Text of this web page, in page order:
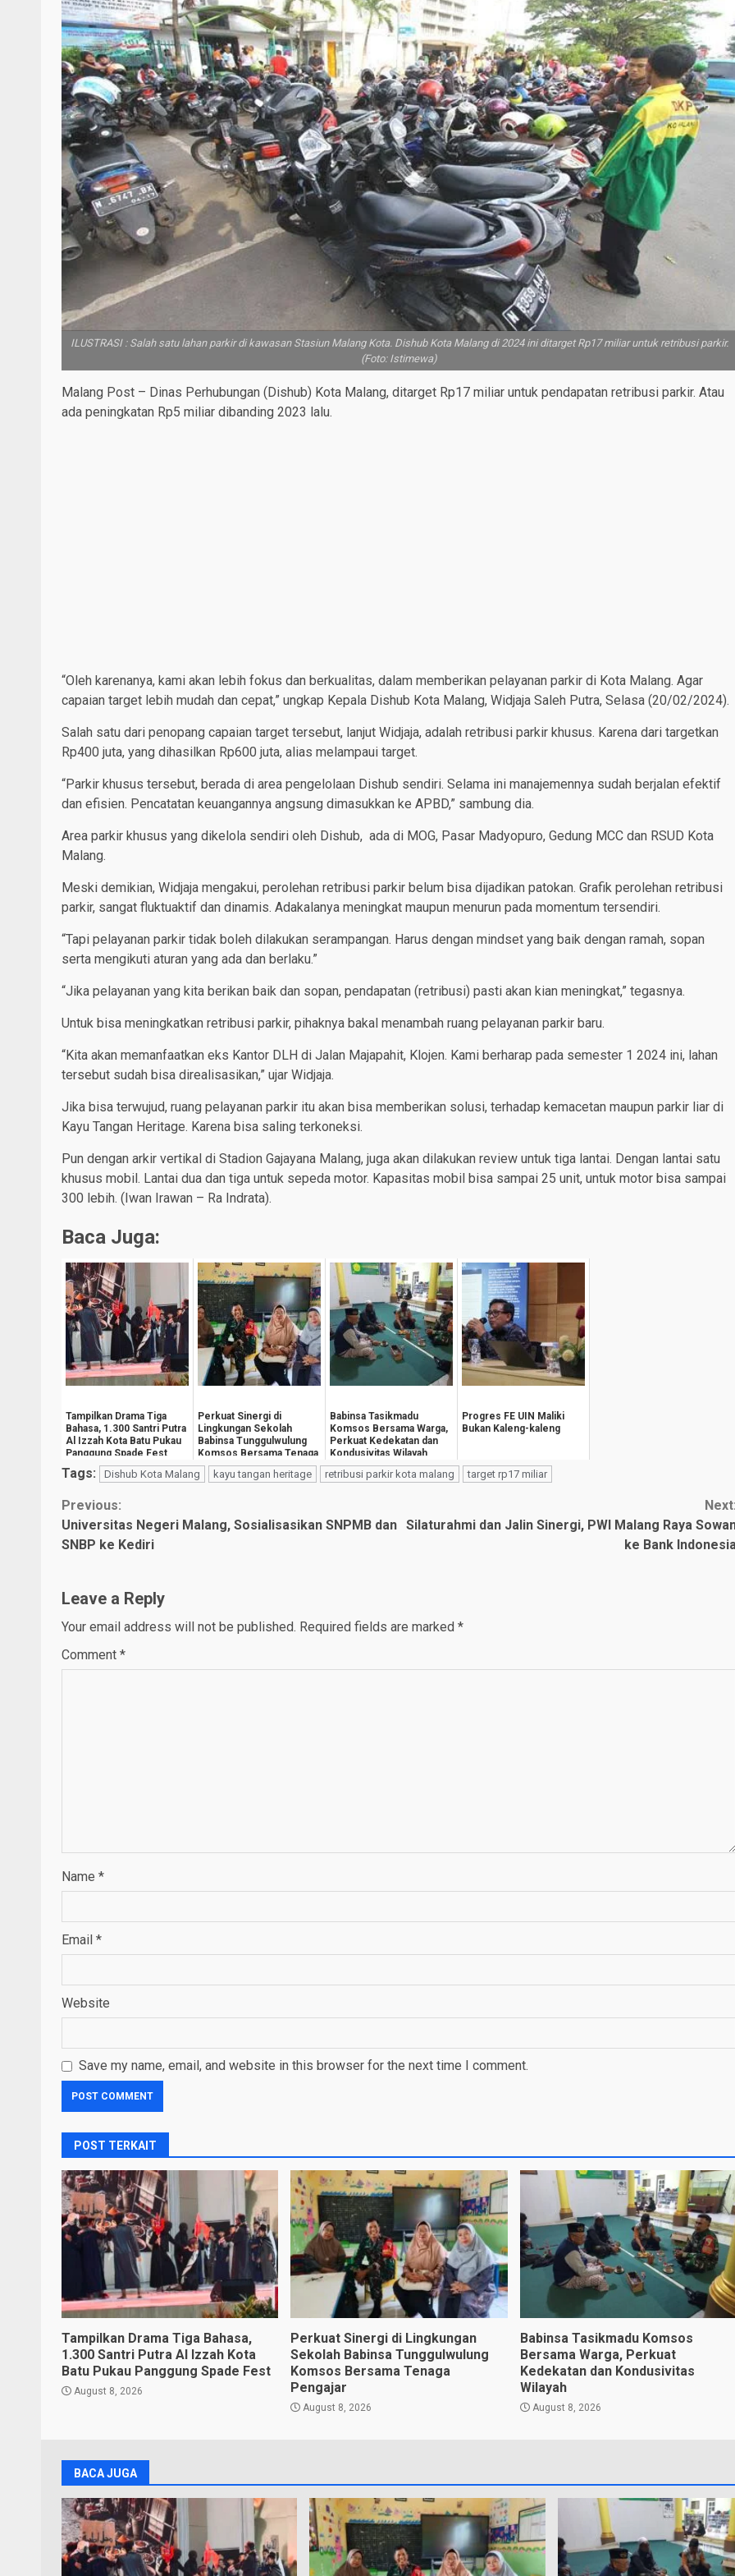
ILUSTRASI : Salah satu lahan parkir di kawasan Stasiun Malang Kota. Dishub Kota Malang di 2024 ini ditarget Rp17 miliar untuk retribusi parkir.
(Foto: Istimewa)
Malang Post – Dinas Perhubungan (Dishub) Kota Malang, ditarget Rp17 miliar untuk pendapatan retribusi parkir. Atau
ada peningkatan Rp5 miliar dibanding 2023 lalu.
“Oleh karenanya, kami akan lebih fokus dan berkualitas, dalam memberikan pelayanan parkir di Kota Malang. Agar
capaian target lebih mudah dan cepat,” ungkap Kepala Dishub Kota Malang, Widjaja Saleh Putra, Selasa (20/02/2024).
Salah satu dari penopang capaian target tersebut, lanjut Widjaja, adalah retribusi parkir khusus. Karena dari targetkan
Rp400 juta, yang dihasilkan Rp600 juta, alias melampaui target.
“Parkir khusus tersebut, berada di area pengelolaan Dishub sendiri. Selama ini manajemennya sudah berjalan efektif
dan efisien. Pencatatan keuangannya angsung dimasukkan ke APBD,” sambung dia.
Area parkir khusus yang dikelola sendiri oleh Dishub, ada di MOG, Pasar Madyopuro, Gedung MCC dan RSUD Kota
Malang.
Meski demikian, Widjaja mengakui, perolehan retribusi parkir belum bisa dijadikan patokan. Grafik perolehan retribusi
parkir, sangat fluktuaktif dan dinamis. Adakalanya meningkat maupun menurun pada momentum tersendiri.
“Tapi pelayanan parkir tidak boleh dilakukan serampangan. Harus dengan mindset yang baik dengan ramah, sopan
serta mengikuti aturan yang ada dan berlaku.”
“Jika pelayanan yang kita berikan baik dan sopan, pendapatan (retribusi) pasti akan kian meningkat,” tegasnya.
Untuk bisa meningkatkan retribusi parkir, pihaknya bakal menambah ruang pelayanan parkir baru.
“Kita akan memanfaatkan eks Kantor DLH di Jalan Majapahit, Klojen. Kami berharap pada semester 1 2024 ini, lahan
tersebut sudah bisa direalisasikan,” ujar Widjaja.
Jika bisa terwujud, ruang pelayanan parkir itu akan bisa memberikan solusi, terhadap kemacetan maupun parkir liar di
Kayu Tangan Heritage. Karena bisa saling terkoneksi.
Pun dengan arkir vertikal di Stadion Gajayana Malang, juga akan dilakukan review untuk tiga lantai. Dengan lantai satu
khusus mobil. Lantai dua dan tiga untuk sepeda motor. Kapasitas mobil bisa sampai 25 unit, untuk motor bisa sampai
300 lebih. (Iwan Irawan – Ra Indrata).
Baca Juga:
Tampilkan Drama Tiga
Bahasa, 1.300 Santri Putra
Al Izzah Kota Batu Pukau
Panggung Spade Fest
Perkuat Sinergi di
Lingkungan Sekolah
Babinsa Tunggulwulung
Komsos Bersama Tenaga
Pengajar
Babinsa Tasikmadu
Komsos Bersama Warga,
Perkuat Kedekatan dan
Kondusivitas Wilayah
Progres FE UIN Maliki
Bukan Kaleng-kaleng
Tags: Dishub Kota Malang kayu tangan heritage retribusi parkir kota malang target rp17 miliar
Continue
Reading
Previous:
Universitas Negeri Malang, Sosialisasikan SNPMB dan
SNBP ke Kediri
Next:
Silaturahmi dan Jalin Sinergi, PWI Malang Raya
ke Bank Indonesia
Leave a Reply
Your email address will not be published. Required fields are marked *
Comment *
Name *
Email *
Website
Save my name, email, and website in this browser for the next time I comment.
POST TERKAIT
Tampilkan Drama Tiga Bahasa,
1.300 Santri Putra Al Izzah Kota
Batu Pukau Panggung Spade Fest
August 8, 2026
Perkuat Sinergi di Lingkungan
Sekolah Babinsa Tunggulwulung
Komsos Bersama Tenaga
Pengajar
August 8, 2026
Babinsa Tasikmadu Komsos
Bersama Warga, Perkuat
Kedekatan dan Kondusivitas
Wilayah
August 8, 2026
BACA JUGA